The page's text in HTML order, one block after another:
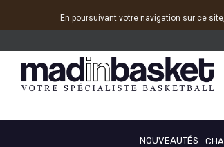
NOUVEAUTÉS
En poursuivant votre navigation sur ce